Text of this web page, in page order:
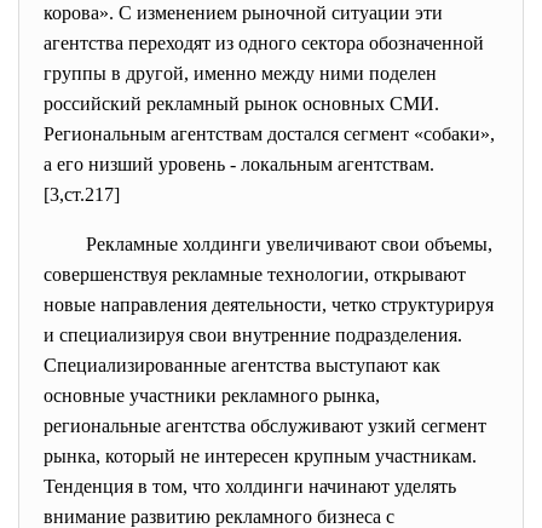
корова». С изменением рыночной ситуации эти
агентства переходят из одного сектора обозначенной
группы в другой, именно между ними поделен
российский рекламный рынок основных СМИ.
Региональным агентствам достался сегмент «собаки»,
а его низший уровень - локальным агентствам.
[3,ст.217]
Рекламные холдинги увеличивают свои объемы,
совершенствуя рекламные технологии, открывают
новые направления деятельности, четко структурируя
и специализируя свои внутренние подразделения.
Специализированные агентства выступают как
основные участники рекламного рынка,
региональные агентства обслуживают узкий сегмент
рынка, который не интересен крупным участникам.
Тенденция в том, что холдинги начинают уделять
внимание развитию рекламного бизнеса с